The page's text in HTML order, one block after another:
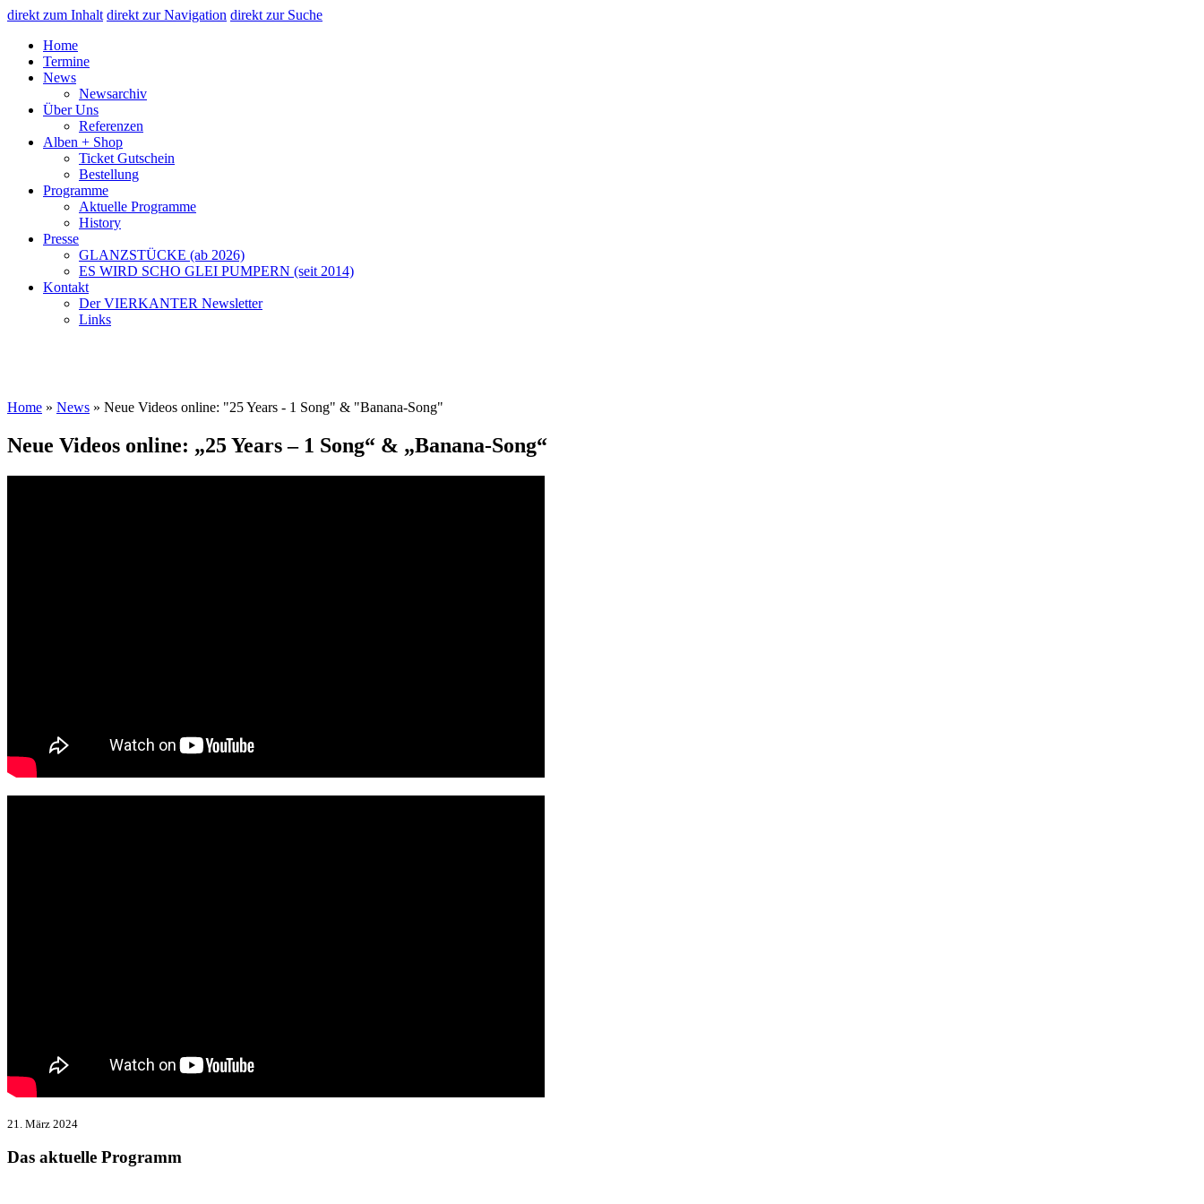
direkt zum Inhalt direkt zur Navigation direkt zur Suche
Home
Termine
News
Newsarchiv
Über Uns
Referenzen
Alben + Shop
Ticket Gutschein
Bestellung
Programme
Aktuelle Programme
History
Presse
GLANZSTÜCKE (ab 2026)
ES WIRD SCHO GLEI PUMPERN (seit 2014)
Kontakt
Der VIERKANTER Newsletter
Links
Home » News » Neue Videos online: "25 Years - 1 Song" & "Banana-Song"
Neue Videos online: „25 Years – 1 Song“ & „Banana-Song“
21. März 2024
Das aktuelle Programm